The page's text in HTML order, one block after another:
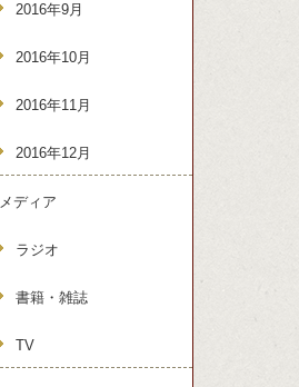
2016年9月
2016年10月
2016年11月
2016年12月
メディア
ラジオ
書籍・雑誌
TV